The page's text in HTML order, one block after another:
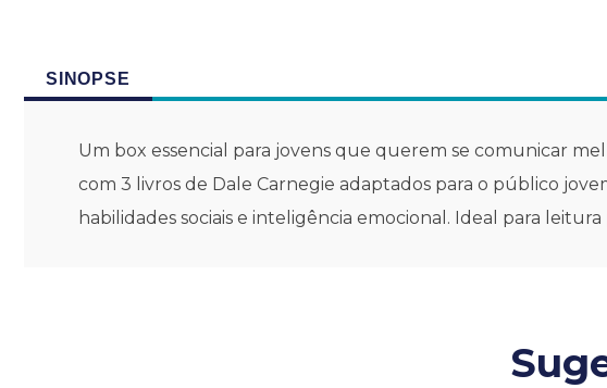
SINOPSE
Um box essencial para jovens que querem se comunicar
com 3 livros de Dale Carnegie adaptados para o público
habilidades sociais e inteligência emocional. Ideal para